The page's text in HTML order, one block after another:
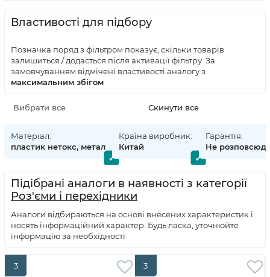
Властивості для підбору
Позначка поряд з фільтром показує, скільки товарів
залишиться / додасться після активації фільтру. За
замовчуванням відмічені властивості аналогу з
максимальним збігом
Матеріал:
пластик нетокс, метал
Країна виробник:
Китай
Гарантія:
Не
Підібрані аналоги в наявності з категорії
Роз'єми і перехідники
Аналоги відбираються на основі внесених характеристик і
носять інформаційний характер. Будь ласка, уточнюйте
інформацію за необхідності
3 3